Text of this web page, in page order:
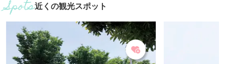
近くの観光スポット